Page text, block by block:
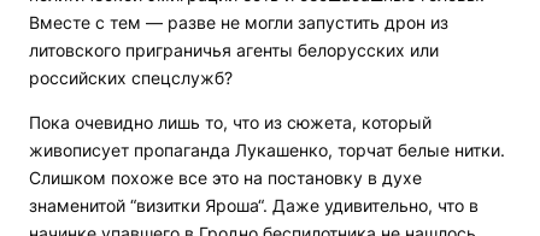
Вместе с тем — разве не могли запустить дрон из
литовского приграничья агенты белорусских или
российских спецслужб?
Пока очевидно лишь то, что из сюжета, который
живописует пропаганда Лукашенко, торчат белые нитки.
Слишком похоже все это на постановку в духе
знаменитой “визитки Яроша“. Даже удивительно, что в